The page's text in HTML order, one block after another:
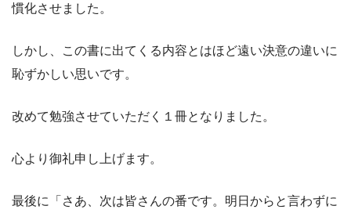
慣化させました。
しかし、この書に出てくる内容とはほど遠い決意の違いに
恥ずかしい思いです。
改めて勉強させていただく１冊となりました。
心より御礼申し上げます。
最後に「さあ、次は皆さんの番です。明日からと言わずに